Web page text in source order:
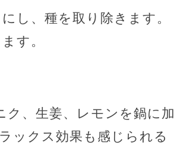
し、種を取り除きます。
す。
、生姜、レモンを鍋に加
ックス効果も感じられる